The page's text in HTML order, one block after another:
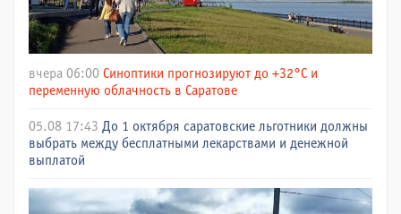
вчера 06:00 Синоптики прогнозируют до +32°C и
переменную облачность в Саратове
05.08 17:43 До 1 октября саратовские льготники должны
выбрать между бесплатными лекарствами и денежной
выплатой